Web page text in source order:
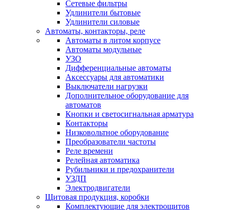
Сетевые фильтры
Удлинители бытовые
Удлинители силовые
Автоматы, контакторы, реле
Автоматы в литом корпусе
Автоматы модульные
УЗО
Дифференциальные автоматы
Аксессуары для автоматики
Выключатели нагрузки
Дополнительное оборудование для
автоматов
Кнопки и светосигнальная арматура
Контакторы
Низковольтное оборудование
Преобразователи частоты
Реле времени
Релейная автоматика
Рубильники и предохранители
УЗДП
Электродвигатели
Щитовая продукция, коробки
Комплектующие для электрощитов